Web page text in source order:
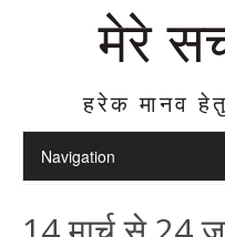
मेरे
हरेक मानव